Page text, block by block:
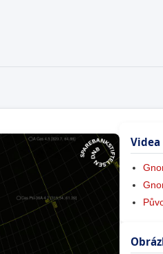
Videa